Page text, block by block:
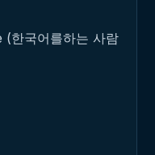
한국어를하는 사람